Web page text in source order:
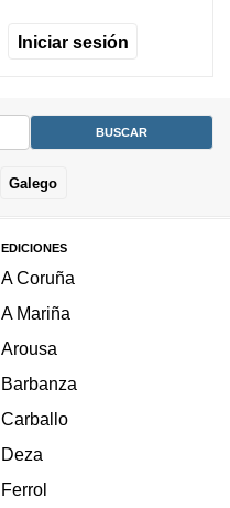
Iniciar sesión
Galego
EDICIONES
A Coruña
A Mariña
Arousa
Barbanza
Carballo
Deza
Ferrol